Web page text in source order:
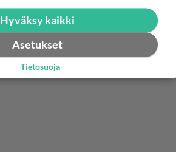
Kommentoi
Hyväksy kaikki
Asetukset
Tietosuoja